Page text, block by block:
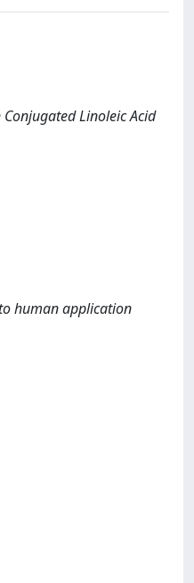
Linoleic Acid
human application